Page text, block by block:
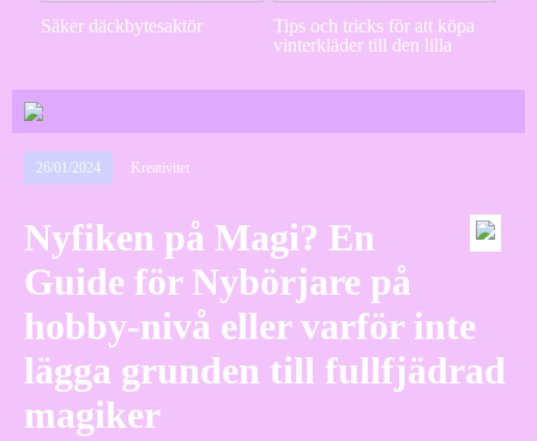
Säker däckbytesaktör
Tips och tricks för att köpa
vinterkläder till den lilla
26/01/2024 Kreativitet
Nyfiken på Magi? En
Guide för Nybörjare på
hobby-nivå eller varför inte
lägga grunden till fullfjädrad
magiker